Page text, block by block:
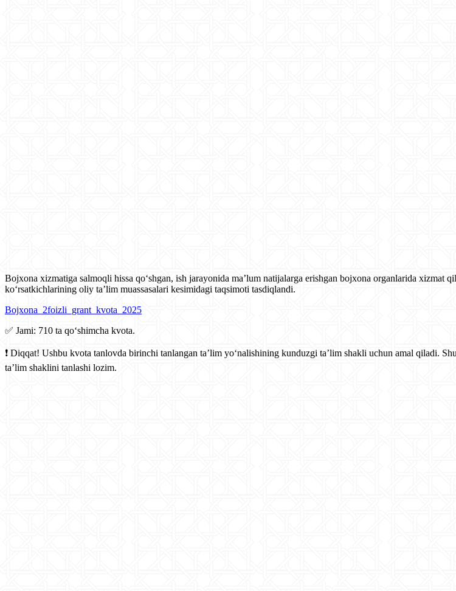
Bojxona xizmatiga salmoqli hissa qo‘shgan, ish jarayonida ma’lum natijalarga erishgan bojxona organlarida
ko‘rsatkichlarining oliy ta’lim muassasalari kesimidagi taqsimoti tasdiqlandi.
Bojxona_2foizli_grant_kvota_2025
✅ Jami: 710 ta qo‘shimcha kvota.
❗️ Diqqat! Ushbu kvota tanlovda birinchi tanlangan taʼlim yo‘nalishining kunduzgi ta’lim shakli uchun amal qiladi.
ta’lim shaklini tanlashi lozim.